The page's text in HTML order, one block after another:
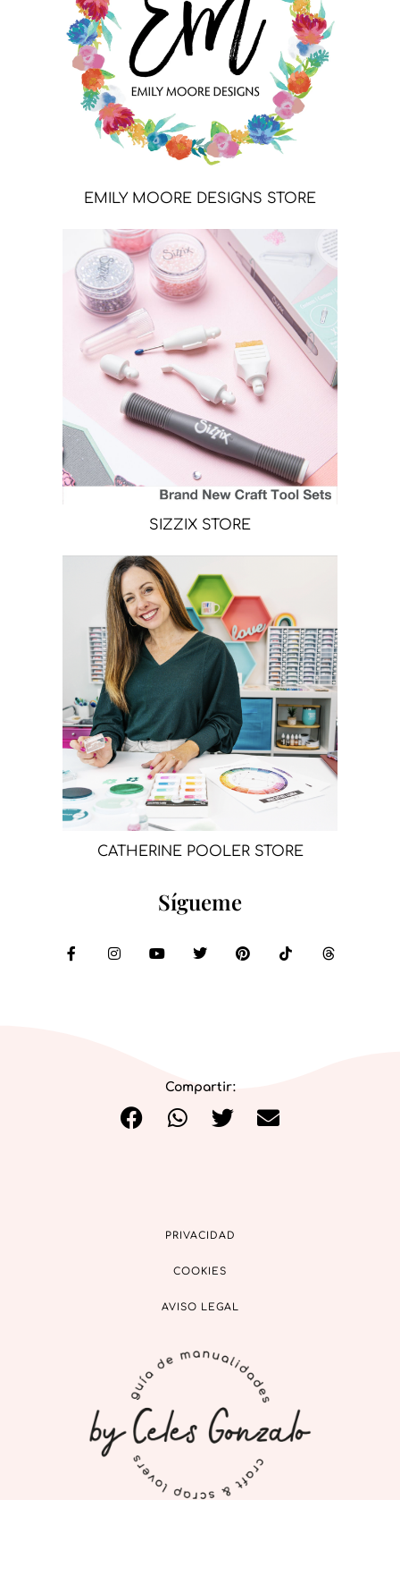
EMILY MOORE DESIGNS STORE
SIZZIX STORE
CATHERINE POOLER STORE
Sígueme
Compartir:
PRIVACIDAD
COOKIES
AVISO LEGAL